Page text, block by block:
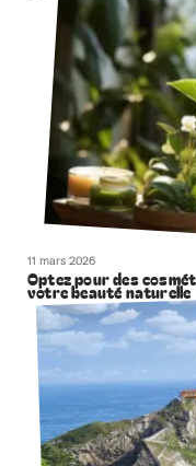
11 mars 2026
Optez pour des
votre beauté naturelle